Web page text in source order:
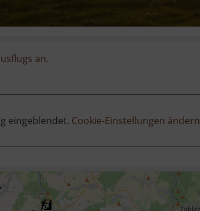
an.
eingeblendet. Cookie-Einstellungen ändern